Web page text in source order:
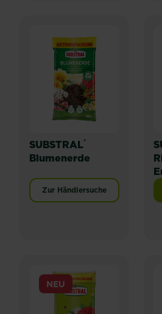
SUBSTRAL®
Blumenerde
Zur Händlersuche
NEU